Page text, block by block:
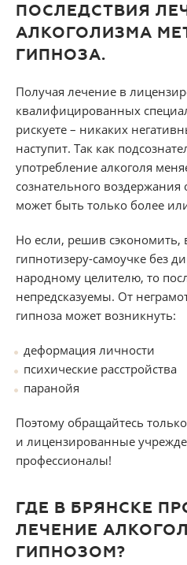
ПОСЛЕДСТВИЯ
АЛКОГОЛИЗМА
ГИПНОЗА.
Получая лечение в
квалифицированных
рискуете – никаких
наступит. Так как
употребление алкоголя
сознательного воздержания
может быть только более
Но если, решив сэкономить,
гипнотизеру-самоучке без
народному целителю, то
непредсказуемы. От
гипноза может возникнуть:
деформация личности
психические расстройства
паранойя
Поэтому обращайтесь
и лицензированные
профессионалы!
ГДЕ В БРЯНСКЕ
ЛЕЧЕНИЕ
ГИПНОЗОМ?